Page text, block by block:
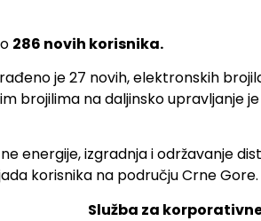
286 novih korisnika.
je 27 novih, elektronskih
brojilima na daljinsko upravljanje
energije, izgradnja i održavanje
korisnika na području Crne Gore.
Služba za